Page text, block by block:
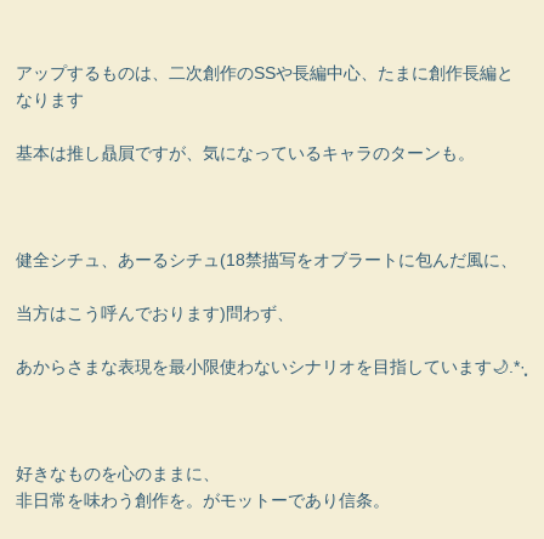
アップするものは、二次創作のSSや長編中心、たまに創作長編と
なります
基本は推し贔屓ですが、気になっているキャラのターンも。
健全シチュ、あーるシチュ(18禁描写をオブラートに包んだ風に、
当方はこう呼んでおります)問わず、
あからさまな表現を最小限使わないシナリオを目指しています🌙.*·̩͙
好きなものを心のままに、
非日常を味わう創作を。がモットーであり信条。